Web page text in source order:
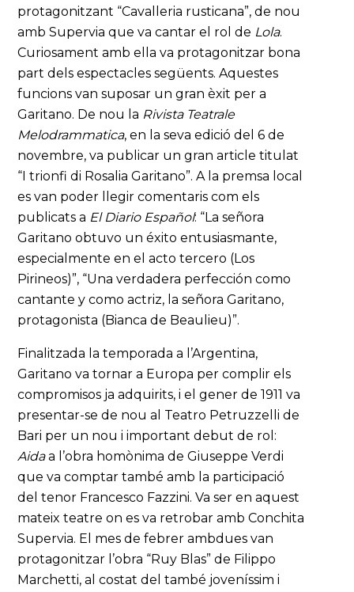
protagonitzant “Cavalleria rusticana”, de nou
amb Supervia que va cantar el rol de Lola.
Curiosament amb ella va protagonitzar bona
part dels espectacles següents. Aquestes
funcions van suposar un gran èxit per a
Garitano. De nou la Rivista Teatrale
Melodrammatica, en la seva edició del 6 de
novembre, va publicar un gran article titulat
“I trionfi di Rosalia Garitano”. A la premsa local
es van poder llegir comentaris com els
publicats a El Diario Español: “La señora
Garitano obtuvo un éxito entusiasmante,
especialmente en el acto tercero (Los
Pirineos)”, “Una verdadera perfección como
cantante y como actriz, la señora Garitano,
protagonista (Bianca de Beaulieu)”.
Finalitzada la temporada a l’Argentina,
Garitano va tornar a Europa per complir els
compromisos ja adquirits, i el gener de 1911 va
presentar-se de nou al Teatro Petruzzelli de
Bari per un nou i important debut de rol:
Aidaa l’obra homònima de Giuseppe Verdi
que va comptar també amb la participació
del tenor Francesco Fazzini. Va ser en aquest
mateix teatre on es va retrobar amb Conchita
Supervia. El mes de febrer ambdues van
protagonitzar l’obra “Ruy Blas” de Filippo
Marchetti, al costat del també joveníssim i